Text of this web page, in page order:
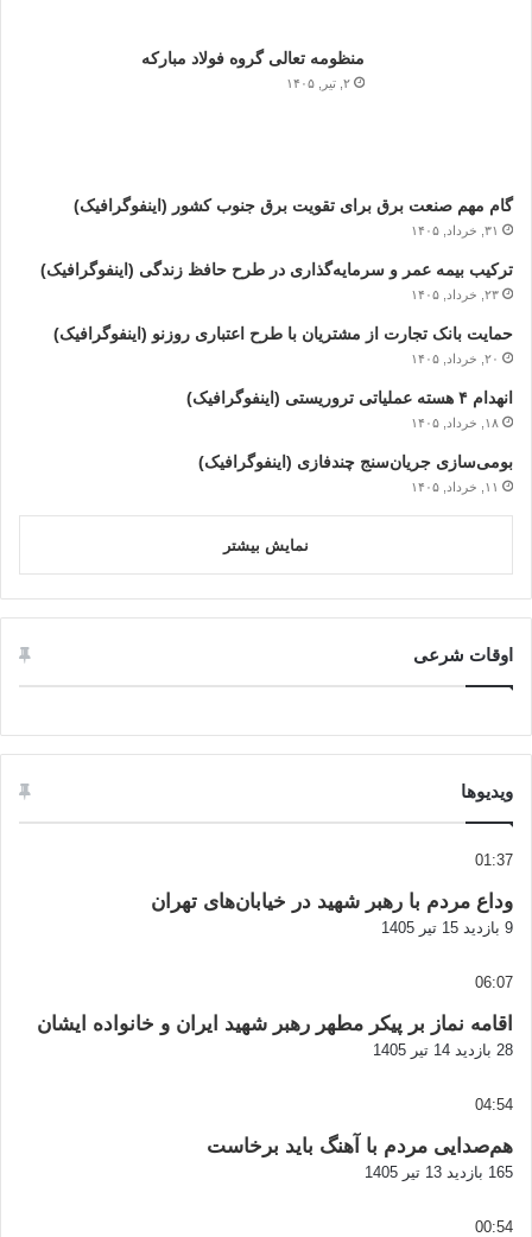
منظومه تعالی گروه فولاد مبارکه
۲, تیر, ۱۴۰۵
گام مهم صنعت برق برای تقویت برق جنوب کشور (اینفوگرافیک)
۳۱, خرداد, ۱۴۰۵
ترکیب بیمه عمر و سرمایه‌گذاری در طرح حافظ زندگی (اینفوگرافیک)
۲۳, خرداد, ۱۴۰۵
حمایت بانک تجارت از مشتریان با طرح اعتباری روزنو (اینفوگرافیک)
۲۰, خرداد, ۱۴۰۵
انهدام ۴ هسته عملیاتی تروریستی (اینفوگرافیک)
۱۸, خرداد, ۱۴۰۵
بومی‌سازی جریان‌سنج چندفازی (اینفوگرافیک)
۱۱, خرداد, ۱۴۰۵
نمایش بیشتر
اوقات شرعی
ویدیوها
01:37
وداع مردم با رهبر شهید در خیابان‌های تهران
9 بازدید 15 تیر 1405
06:07
اقامه نماز بر پیکر مطهر رهبر شهید ایران و خانواده ایشان
28 بازدید 14 تیر 1405
04:54
هم‌صدایی مردم با آهنگ باید برخاست
165 بازدید 13 تیر 1405
00:54